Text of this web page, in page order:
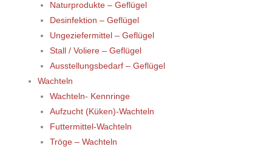
Naturprodukte – Geflügel
Desinfektion – Geflügel
Ungeziefermittel – Geflügel
Stall / Voliere – Geflügel
Ausstellungsbedarf – Geflügel
Wachteln
Wachteln- Kennringe
Aufzucht (Küken)-Wachteln
Futtermittel-Wachteln
Tröge – Wachteln